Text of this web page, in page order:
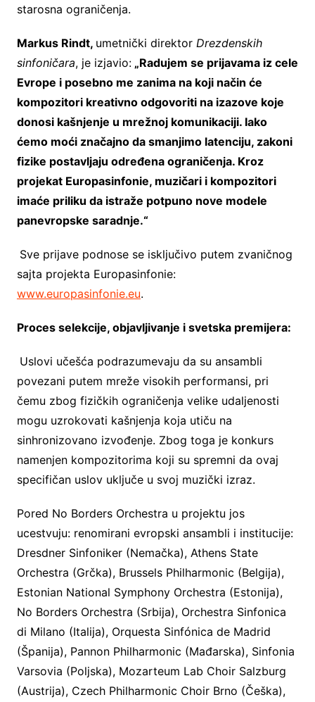
starosna ograničenja.
Markus Rindt, umetnički direktorDrezdenskih
sinfoničara, je izjavio:„Radujem se prijavama iz cele
Evrope i posebno me zanima na koji način će
kompozitori kreativno odgovoriti na izazove koje
donosi kašnjenje u mrežnoj komunikaciji. Iako
ćemo moći značajno da smanjimo latenciju, zakoni
fizike postavljaju određena ograničenja. Kroz
projekat Europasinfonie, muzičari i kompozitori
imaće priliku da istraže potpuno nove modele
panevropske saradnje.“
Sve prijave podnose se isključivo putem zvaničnog
sajta projekta Europasinfonie:
www.europasinfonie.eu.
Proces selekcije, objavljivanje i svetska premijera:
Uslovi učešća podrazumevaju da su ansambli
povezani putem mreže visokih performansi, pri
čemu zbog fizičkih ograničenja velike udaljenosti
mogu uzrokovati kašnjenja koja utiču na
sinhronizovano izvođenje. Zbog toga je konkurs
namenjen kompozitorima koji su spremni da ovaj
specifičan uslov uključe u svoj muzički izraz.
Pored No Borders Orchestra u projektu jos
ucestvuju: renomirani evropski ansambli i institucije:
Dresdner Sinfoniker (Nemačka), Athens State
Orchestra (Grčka), Brussels Philharmonic (Belgija),
Estonian National Symphony Orchestra (Estonija),
No Borders Orchestra (Srbija), Orchestra Sinfonica
di Milano (Italija), Orquesta Sinfónica de Madrid
(Španija), Pannon Philharmonic (Mađarska), Sinfonia
Varsovia (Poljska), Mozarteum Lab Choir Salzburg
(Austrija), Czech Philharmonic Choir Brno (Češka),